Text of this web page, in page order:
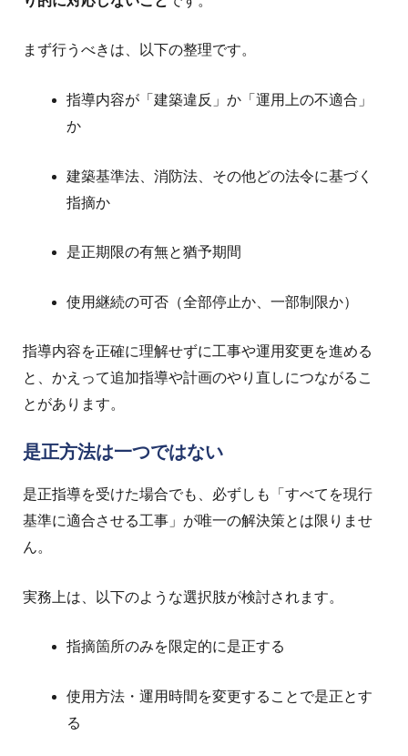
まず行うべきは、以下の整理です。
指導内容が「建築違反」か「運用上の不適合」
か
建築基準法、消防法、その他どの法令に基づく
指摘か
是正期限の有無と猶予期間
使用継続の可否（全部停止か、一部制限か）
指導内容を正確に理解せずに工事や運用変更を進める
と、かえって追加指導や計画のやり直しにつながるこ
とがあります。
是正方法は一つではない
是正指導を受けた場合でも、必ずしも「すべてを現行
基準に適合させる工事」が唯一の解決策とは限りませ
ん。
実務上は、以下のような選択肢が検討されます。
指摘箇所のみを限定的に是正する
使用方法・運用時間を変更することで是正とす
る